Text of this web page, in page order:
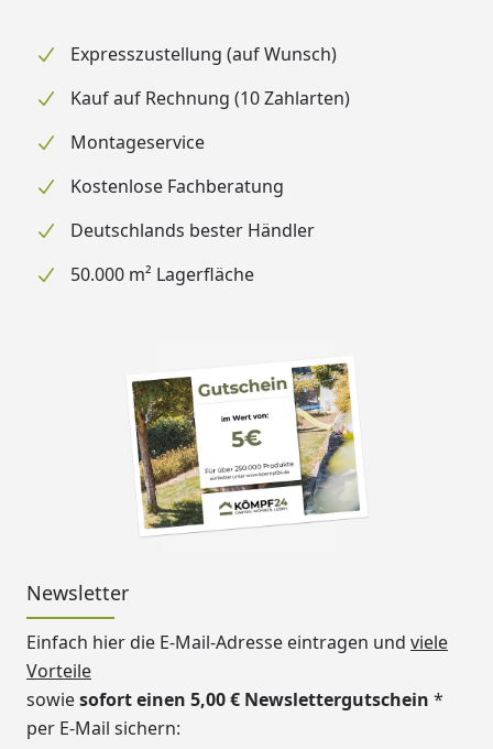
Expresszustellung (auf Wunsch)
Kauf auf Rechnung (10 Zahlarten)
Montageservice
Kostenlose Fachberatung
Deutschlands bester Händler
50.000 m² Lagerfläche
Newsletter
Einfach hier die E-Mail-Adresse eintragen und viele
Vorteile
sowiesofort einen 5,00 € Newslettergutschein *
per E-Mail sichern: